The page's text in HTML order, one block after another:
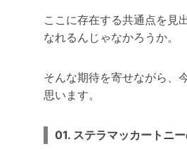
ここに存在する共通点を見
なれるんじゃなかろうか。
そんな期待を寄せながら、
思います。
01. ステラマッカートニー